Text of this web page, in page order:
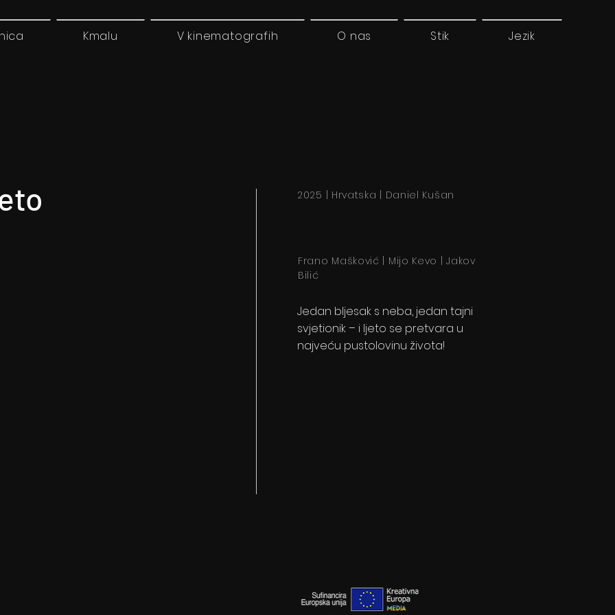
Kmalu V kinematografih O nas Stik Jezik
2025 | Hrvatska | Daniel Kušan
Frano Mašković | Mijo Kevo | Jakov
Bilić
Jedan bljesak s neba, jedan tajni
svjetionik – i ljeto se pretvara u
najveću pustolovinu života!